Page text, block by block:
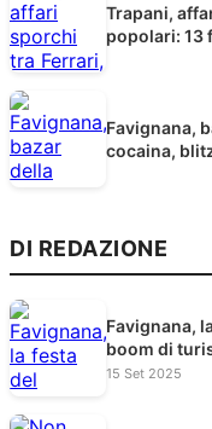
Trapani,
popolari: 13
Favignana,
cocaina,
DI REDAZIONE
Favignana,
boom di
15 Set 2025